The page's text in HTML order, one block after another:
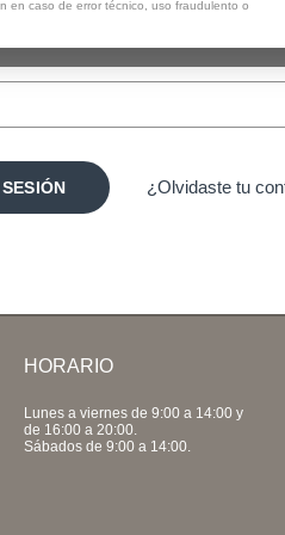
¿Olvidaste tu
HORARIO
Lunes a viernes de 9:00 a 14:00 y
de 16:00 a 20:00.
Sábados de 9:00 a 14:00.
en caso de error técnico, uso fraudulento o